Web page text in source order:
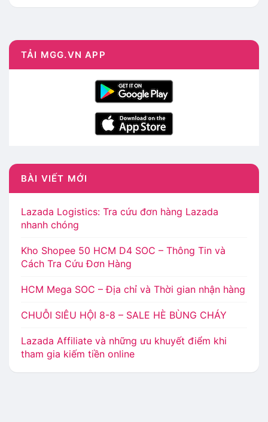
TẢI MGG.VN APP
BÀI VIẾT MỚI
Lazada Logistics: Tra cứu đơn hàng Lazada
nhanh chóng
Kho Shopee 50 HCM D4 SOC – Thông Tin và
Cách Tra Cứu Đơn Hàng
HCM Mega SOC – Địa chỉ và Thời gian nhận hàng
CHUỖI SIÊU HỘI 8-8 – SALE HÈ BÙNG CHÁY
Lazada Affiliate và những ưu khuyết điểm khi
tham gia kiếm tiền online